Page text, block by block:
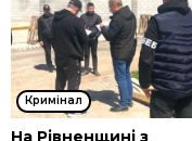
Кримінал
На Рівненщині з